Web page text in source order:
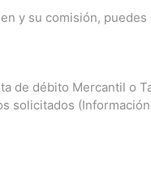
y su comisión,
de débito Mercantil o
solicitados